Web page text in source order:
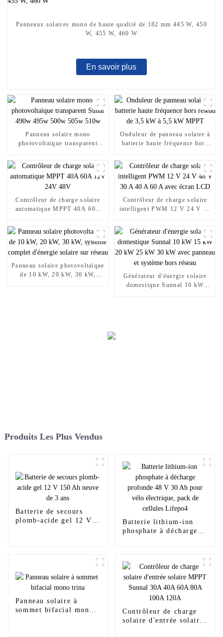
Panneaux solaires mono de haute qualité de 182 mm 445 W, 450
W, 455 W, 460 W
En savoir plus
Panneau solaire mono
photovoltaïque transparent
Onduleur de panneau solaire à
batterie haute fréquence hors
Contrôleur de charge solaire
automatique MPPT 40A 60A
Contrôleur de charge solaire
intelligent PWM 12 V 24 V 48
Panneau solaire photovoltaïque
de 10 kW, 20 kW, 30 kW,
Générateur d'énergie solaire
domestique Sunnal 10 kW
Produits Les Plus Vendus
Batterie de secours
plomb-acide gel 12 V
Batterie lithium-ion
phosphate à décharge
Lifepo4
Panneau solaire à
sommet bifacial mono
Contrôleur de charge
solaire d'entrée solaire